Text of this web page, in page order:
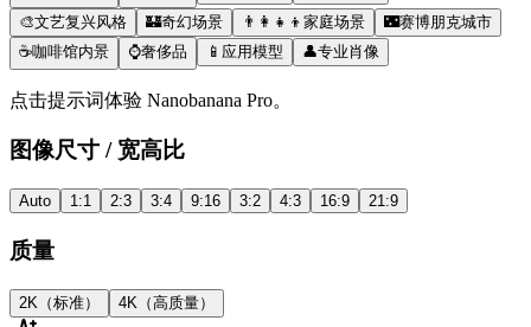
🎨文艺复兴风格 🏰奇幻场景 👨‍👩‍👧‍👦 家庭场景 🌃赛博朋克城市
☕咖啡馆内景 ⌚奢侈品 📱 应用模型 👤专业肖像
点击提示词体验 Nanobanana Pro。
图像尺寸 / 宽高比
Auto 1:1 2:3 3:4 9:16 3:2 4:3 16:9 21:9
质量
2K（标准） 4K（高质量）